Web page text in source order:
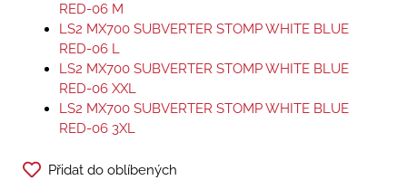
RED-06 M
LS2 MX700 SUBVERTER STOMP WHITE BLUE
RED-06 L
LS2 MX700 SUBVERTER STOMP WHITE BLUE
RED-06 XXL
LS2 MX700 SUBVERTER STOMP WHITE BLUE
RED-06 3XL
Přidat do oblíbených